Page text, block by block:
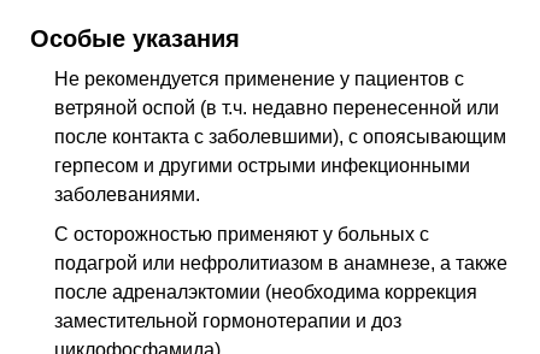
Особые указания
Не рекомендуется применение у пациентов с
ветряной оспой (в т.ч. недавно перенесенной или
после контакта с заболевшими), с опоясывающим
герпесом и другими острыми инфекционными
заболеваниями.
С осторожностью применяют у больных с
подагрой или нефролитиазом в анамнезе, а также
после адреналэктомии (необходима коррекция
заместительной гормонотерапии и доз